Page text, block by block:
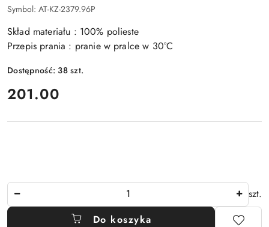
Symbol: AT-KZ-2379.96P
Skład materiału : 100% polieste
Przepis prania : pranie w pralce w 30°C
Dostępność:38szt.
cena:
201.00
szt.
Do koszyka